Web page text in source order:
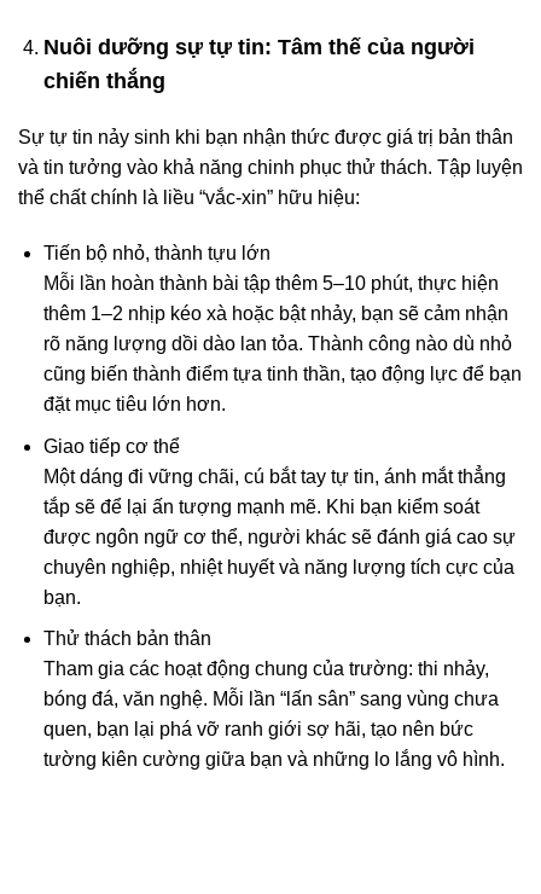
Nuôi dưỡng sự tự tin: Tâm thế của người
chiến thắng
Sự tự tin nảy sinh khi bạn nhận thức được giá trị bản thân
và tin tưởng vào khả năng chinh phục thử thách. Tập luyện
thể chất chính là liều “vắc-xin” hữu hiệu:
Tiến bộ nhỏ, thành tựu lớn
Mỗi lần hoàn thành bài tập thêm 5–10 phút, thực hiện
thêm 1–2 nhịp kéo xà hoặc bật nhảy, bạn sẽ cảm nhận
rõ năng lượng dồi dào lan tỏa. Thành công nào dù nhỏ
cũng biến thành điểm tựa tinh thần, tạo động lực để bạn
đặt mục tiêu lớn hơn.
Giao tiếp cơ thể
Một dáng đi vững chãi, cú bắt tay tự tin, ánh mắt thẳng
tắp sẽ để lại ấn tượng mạnh mẽ. Khi bạn kiểm soát
được ngôn ngữ cơ thể, người khác sẽ đánh giá cao sự
chuyên nghiệp, nhiệt huyết và năng lượng tích cực của
bạn.
Thử thách bản thân
Tham gia các hoạt động chung của trường: thi nhảy,
bóng đá, văn nghệ. Mỗi lần “lấn sân” sang vùng chưa
quen, bạn lại phá vỡ ranh giới sợ hãi, tạo nên bức
tường kiên cường giữa bạn và những lo lắng vô hình.